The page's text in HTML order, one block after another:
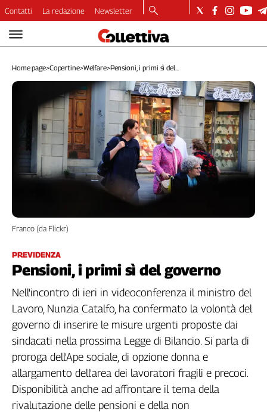
Video
Dirette
Longform
Economia
Ambiente
Internazionale
Culture
Categorie
Filcams
Filctem
Fillea
Filt
Fiom
Flai
Contatti La redazione Newsletter
Home page>Copertine>Welfare>Pensioni, i primi sì del...
PREVIDENZA
Pensioni, i primi sì del governo
Franco (da Flickr)
Nell'incontro di ieri in videoconferenza il ministro del
Lavoro, Nunzia Catalfo, ha confermato la volontà del
governo di inserire le misure urgenti proposte dai
sindacati nella prossima Legge di Bilancio. Si parla di
proroga dell'Ape sociale, di opzione donna e
allargamento dell'area dei lavoratori fragili e precoci.
Disponibilità anche ad affrontare il tema della
rivalutazione delle pensioni e della non